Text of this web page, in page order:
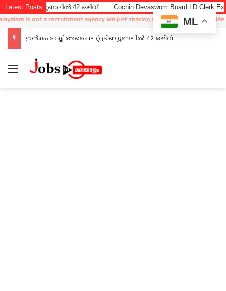
Latest Posts
42 ഒഴിവ് Cochin Devaswom Board LD Clerk Exam Answer Key
a recruitment agency. We just sharing available job in worldwide from
ഇൻകം ടാക്സ് അപൈലറ്റ് ട്രിബ്യൂണലിൽ 42 ഒഴിവ്
Menu
ML